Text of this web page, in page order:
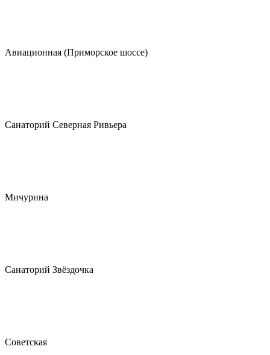
Авиационная (Приморское шоссе)
Санаторий Северная Ривьера
Мичурина
Санаторий Звёздочка
Советская